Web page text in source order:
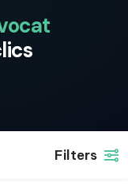
Filters